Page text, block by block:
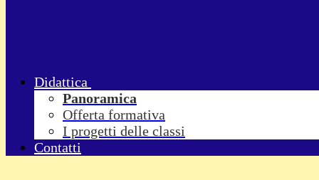
Didattica
Panoramica
Offerta formativa
I progetti delle classi
Contatti